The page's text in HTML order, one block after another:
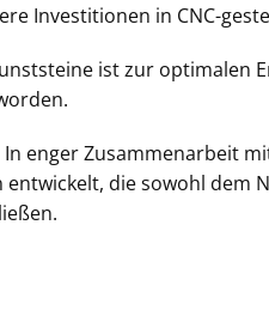
Investitionen in CNC-
ist zur optimalen
enger Zusammenarbeit
die sowohl dem